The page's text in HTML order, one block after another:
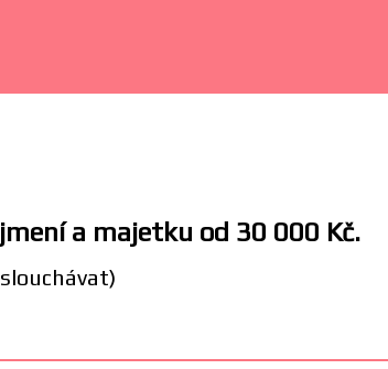
a majetku od 30 000 Kč.